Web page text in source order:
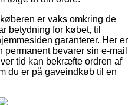
er vaks omkring de
betydning for købet, til
garanterer. Her er
bevarer sin e-mail
tid kan bekræfte ordren af
du er på gaveindkøb til en